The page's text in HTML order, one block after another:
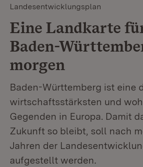
Landesentwicklungsplan
Eine Landkarte
Baden-
morgen
Baden-Württemberg ist eine
wirtschaftsstärksten und
Gegenden in Europa. Damit
Zukunft so bleibt, soll nach
Jahren der
aufgestellt werden.